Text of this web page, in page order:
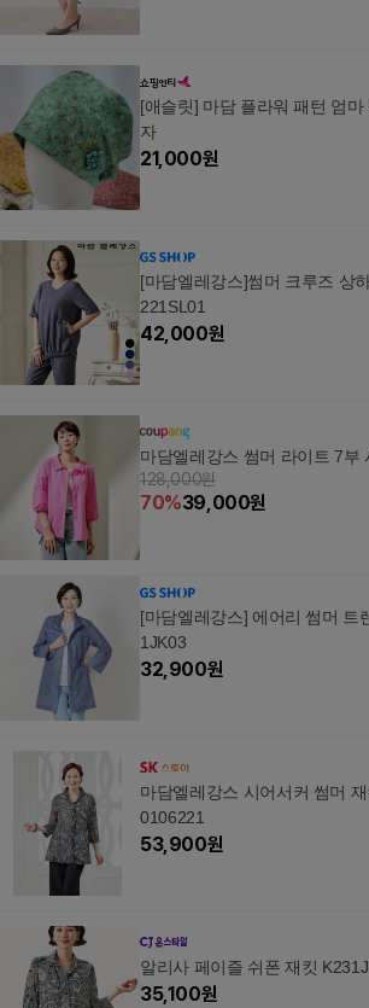
[애슬릿] 마담 플라워 패턴 엄마
자
21,000원
[마담엘레강스]썸머 크루즈 상
221SL01
42,000원
마담엘레강스 썸머 라이트 7부
128,000원
70%39,000원
[마담엘레강스] 에어리 썸머 트
1JK03
32,900원
마담엘레강스 시어서커 썸머
0106221
53,900원
알리사 페이즐 쉬폰 재킷
35,100원